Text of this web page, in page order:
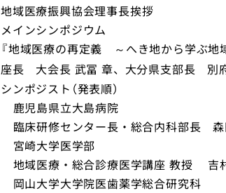
地域医療振興協会理事長挨拶
メインシンポジウム
『地域医療の再定義 ～へき地から学ぶ地
座長 大会長 武冨 章、大分県支部長 別
シンポジスト（発表順）
鹿児島県立大島病院
臨床研修センター長・総合内科部長
宮崎大学医学部
地域医療・総合診療医学講座 教授
岡山大学大学院医歯薬学総合研究科